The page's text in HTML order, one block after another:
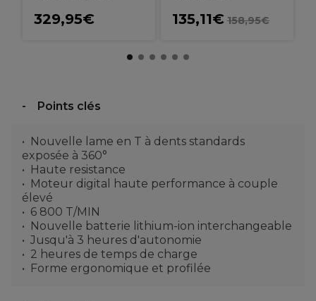
329,95€ 135,11€ 158,95€
Points clés
Nouvelle lame en T à dents standards
exposée à 360°
Haute resistance
Moteur digital haute performance à couple
élevé
6 800 T/MIN
Nouvelle batterie lithium-ion interchangeable
Jusqu'à 3 heures d'autonomie
2 heures de temps de charge
Forme ergonomique et profilée